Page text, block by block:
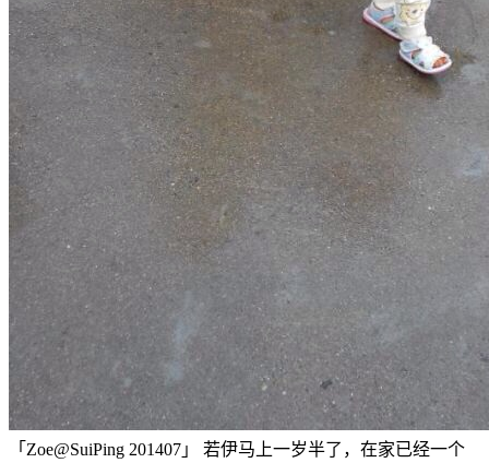
「Zoe@SuiPing 201407」 若伊马上一岁半了，在家已经一个